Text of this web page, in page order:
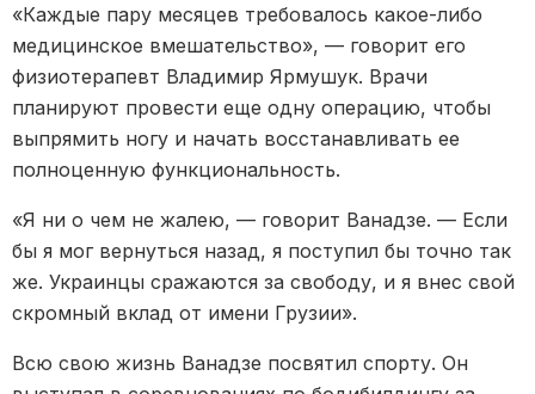
«Каждые пару месяцев требовалось какое-либо
медицинское вмешательство», — говорит его
физиотерапевт Владимир Ярмушук. Врачи
планируют провести еще одну операцию, чтобы
выпрямить ногу и начать восстанавливать ее
полноценную функциональность.
«Я ни о чем не жалею, — говорит Ванадзе. — Если
бы я мог вернуться назад, я поступил бы точно так
же. Украинцы сражаются за свободу, и я внес свой
скромный вклад от имени Грузии».
Всю свою жизнь Ванадзе посвятил спорту. Он